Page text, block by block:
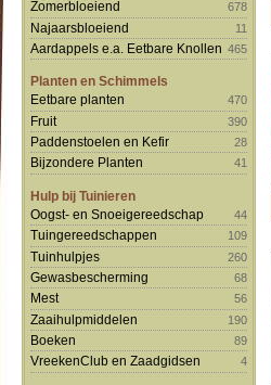
Zomerbloeiend 678
Najaarsbloeiend 11
Aardappels e.a. Eetbare Knollen 465
Planten en Schimmels
Eetbare planten
470
Fruit 390
Paddenstoelen en Kefir 28
Bijzondere Planten 41
Hulp bij Tuinieren
Oogst- en Snoeigereedschap
44
Tuingereedschappen 109
Tuinhulpjes 260
Gewasbescherming 68
Mest 56
Zaaihulpmiddelen 190
Boeken 89
VreekenClub en Zaadgidsen 4